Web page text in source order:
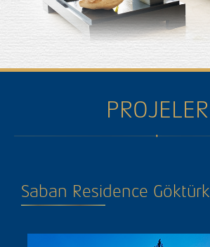
PROJELER
Saban Residence Göktürk